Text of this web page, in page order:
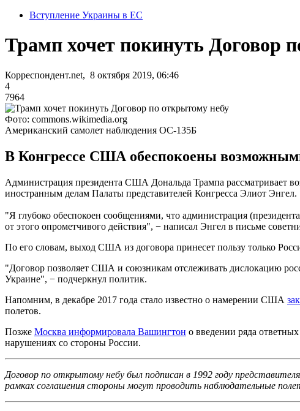
Вступление Украины в ЕС
Трамп хочет покинуть Договор
Корреспондент.net, 8 октября 2019, 06:46
4
7964
Фото: commons.wikimedia.org
Американский самолет наблюдения ОС-135Б
В Конгрессе США обеспокоены
Администрация президента США Дональда Трампа рассматривает
иностранным делам Палаты представителей Конгресса Элиот Энгел.
"Я глубоко обеспокоен сообщениями, что администрация
от этого опрометчивого действия", − написал Энгел в письме
По его словам, выход США из договора принесет пользу только
"Договор позволяет США и союзникам отслеживать дислокацию
Украине", − подчеркнул политик.
Напомним, в декабре 2017 года стало известно о намерении США
полетов.
Позже Москва информировала Вашингтон о введении ряда
нарушениях со стороны России.
Договор по открытому небу был подписан в 1992 году
рамках соглашения стороны могут проводить наблюдательные